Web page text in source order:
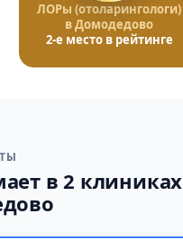
ЛОРы (отоларингологи)
в Домодедово
2-е место в рейтинге
в 2 клиниках